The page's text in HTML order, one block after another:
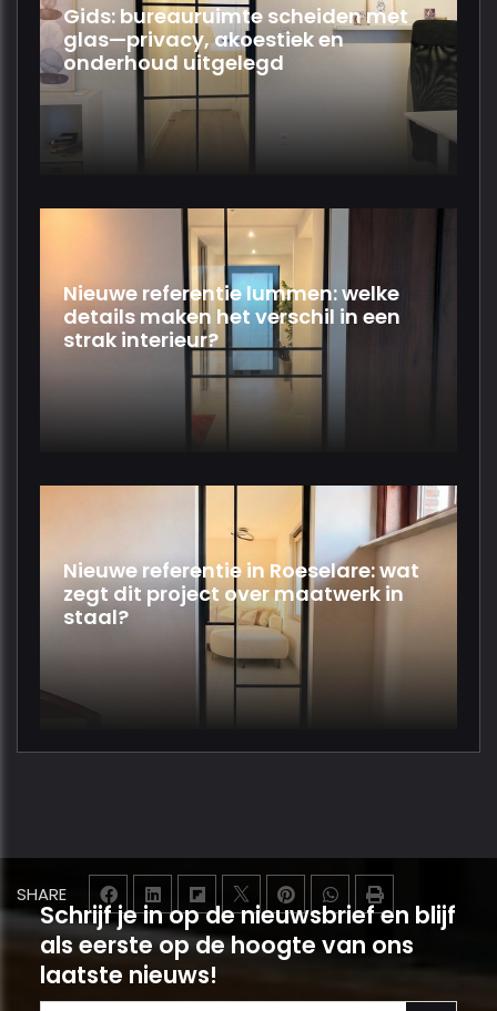
SHARE
Gids: bureauruimte scheiden met
glas—privacy, akoestiek en
onderhoud uitgelegd
Nieuwe referentie lummen: welke
details maken het verschil in een
strak interieur?
Nieuwe referentie in Roeselare: wat
zegt dit project over maatwerk in
staal?
Schrijf je in op de nieuwsbrief en blijf
als eerste op de hoogte van ons
laatste nieuws!